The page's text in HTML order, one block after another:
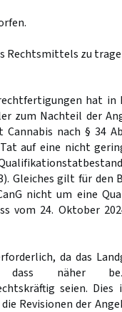
Rechtsmittels zu
hat in
zum Nachteil der
nach § 34
auf eine nicht
Gleiches gilt für den
nicht um eine
vom 24. Oktober
da das
näher
seien. Dies
Revisionen der